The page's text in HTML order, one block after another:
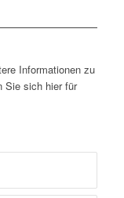
Informationen zu
Sie sich hier für